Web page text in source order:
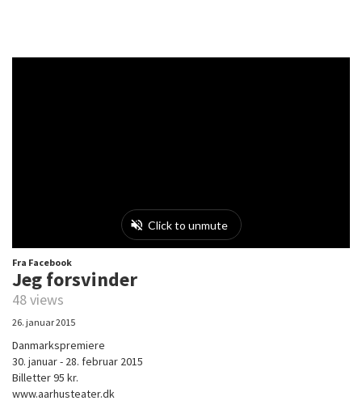
Fra Facebook
Jeg forsvinder
48 views
26. januar 2015
Danmarkspremiere
30. januar - 28. februar 2015
Billetter 95 kr.
www.aarhusteater.dk